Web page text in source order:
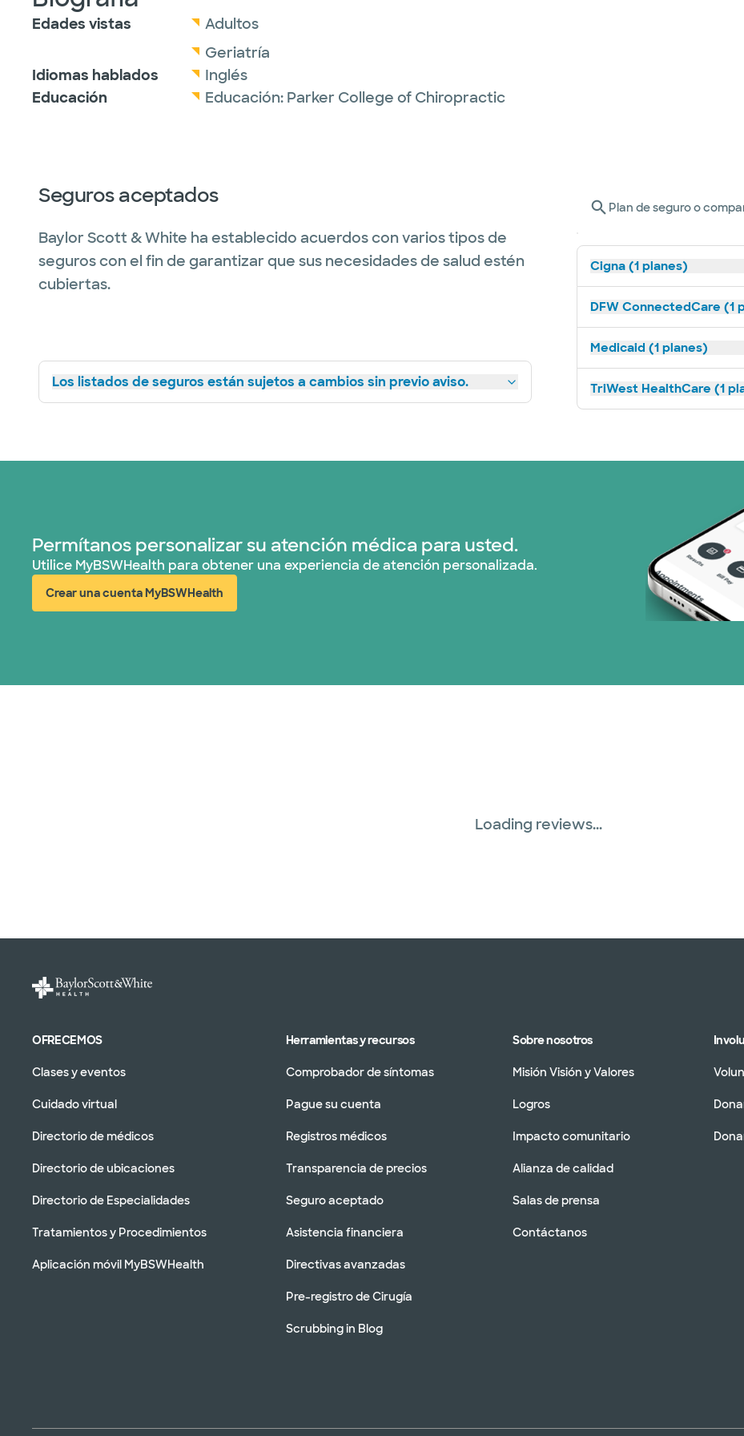
Edades vistas
Adultos
Geriatría
Idiomas hablados
Inglés
Educación
Educación: Parker College of Chiropractic
Seguros aceptados
Baylor Scott & White ha establecido acuerdos con varios tipos de
seguros con el fin de garantizar que sus necesidades de salud estén
cubiertas.
Los listados de seguros están sujetos a cambios sin previo aviso.
Plan de seguro o
Cigna (1 planes)
DFW ConnectedCare (1
Medicaid (1 planes)
TriWest HealthCare (1
Permítanos personalizar su atención médica para usted.
Utilice MyBSWHealth para obtener una experiencia de atención personalizada.
Crear una cuenta MyBSWHealth
(abre en ventana nueva)
Loading reviews...
OFRECEMOS
Clases y eventos
Cuidado virtual
Directorio de médicos
Directorio de ubicaciones
Directorio de Especialidades
Tratamientos y Procedimientos
Aplicación móvil MyBSWHealth
Herramientas y recursos
Comprobador de síntomas
Pague su cuenta
Registros médicos
Transparencia de precios
Seguro aceptado
Asistencia financiera
Directivas avanzadas
Pre-registro de Cirugía
Scrubbing in Blog
Sobre nosotros
Misión Visión y Valores
Logros
Impacto comunitario
Alianza de calidad
Salas de prensa
Contáctanos